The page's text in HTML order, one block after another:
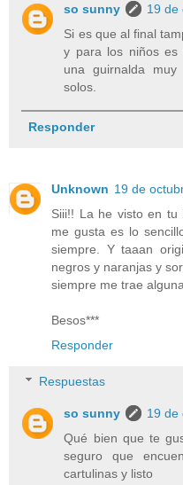
so sunny
19 de
Si es que al final
y para los niños es
una guirnalda
solos.
Responder
Unknown 19 de
Siii!! La he visto en tu
me gusta es lo
siempre. Y taaan
negros y naranjas y
siempre me trae
Besos***
Responder
Respuestas
so sunny
19 de
Qué bien que te
seguro que
cartulinas y listo